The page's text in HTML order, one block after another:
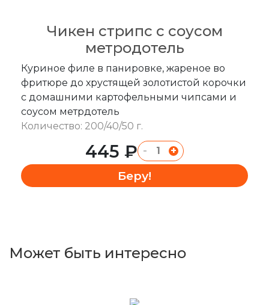
Чикен стрипс с соусом
метродотель
Куриное филе в панировке, жареное во
фритюре до хрустящей золотистой корочки
с домашними картофельными чипсами и
соусом метрдотель
Количество: 200/40/50 г.
445 ₽ - +
Беру!
Может быть интересно